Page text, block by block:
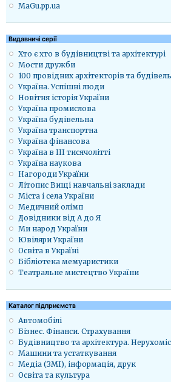
MaGu.pp.ua
Видавничі серії
Хто є хто в будівництві та архітектурі
Мости дружби
100 провідних архітекторів та
Україна. Успішні люди
Новітня історія України
Україна промислова
Україна будівельна
Україна транспортна
Україна фінансова
Україна в ІІІ тисячолітті
Україна наукова
Нагороди України
Літопис Вищі навчальні заклади
Міста і села України
Медичний олімп
Довідники від А до Я
Ми народ України
Ювіляри України
Освіта в Україні
Бібліотека мемуаристики
Театральне мистецтво України
Каталог підприємств
Автомобілі
Бізнес. Фінанси. Страхування
Будівництво та архітектура.
Машини та устаткування
Медіа (ЗМІ), інформація, друк
Освіта та культура